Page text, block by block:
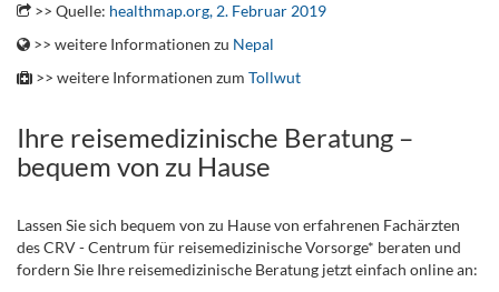
>> Quelle: healthmap.org, 2. Februar 2019
>> weitere Informationen zu Nepal
>> weitere Informationen zum Tollwut
Ihre reisemedizinische Beratung –
bequem von zu Hause
Lassen Sie sich bequem von zu Hause von erfahrenen Fachärzten
des CRV - Centrum für reisemedizinische Vorsorge* beraten und
fordern Sie Ihre reisemedizinische Beratung jetzt einfach online an: